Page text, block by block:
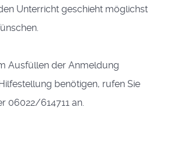
Unterricht geschieht möglichst
Ausfüllen der Anmeldung
benötigen, rufen Sie
06022/614711 an.